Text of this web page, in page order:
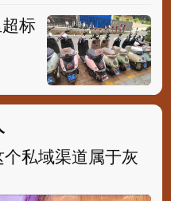
标
个私域渠道属于灰